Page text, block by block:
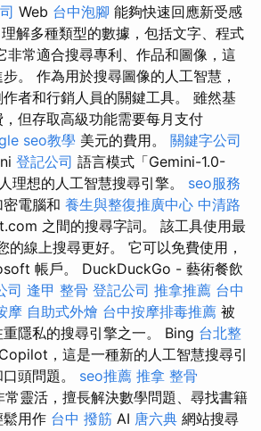
Web 台中泡腳 能夠快速回應新受感
解多種類型的數據，包括文字、程式
非常適合搜尋專利、作品和圖像，這
。 作為用於搜尋圖像的人工智慧，
者和行銷人員的關鍵工具。 雖然基
但存取高級功能需要每月支付
seo教學 美元的費用。 關鍵字公司
登記公司 語言模式「Gemini-1.0-
理想的人工智慧搜尋引擎。 seo服務
電腦和 養生與整復推廣中心 中清路
之間的搜尋字詞。 該工具使用最
的線上搜尋更好。 它可以免費使用，
帳戶。 DuckDuckGo - 藝術餐飲
司 逢甲 整骨 登記公司 推拿推薦 台中
摩 自助式外燴 台中按摩排毒推薦 被
隱私的搜尋引擎之一。 Bing 台北整
，這是一種新的人工智慧搜尋引
頭問題。 seo推薦 推拿 整骨
常靈活，擅長解決數學問題、尋找書籍
用作 台中 撥筋 AI 唐六典 網站搜尋